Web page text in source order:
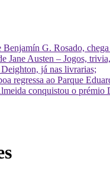
G. Rosado,
Jane Austen – Jogos,
já nas livrarias;
regressa ao Parque
conquistou o